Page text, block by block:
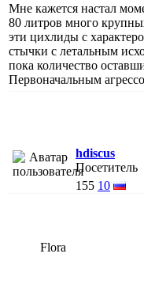
Мне кажется настал
80 литров много
эти цихлиды с
стычки с летальным
пока количество
Первоначальным
hdiscus
Посетитель
155 10
Flora